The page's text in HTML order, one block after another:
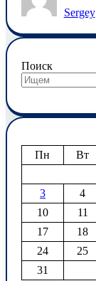
Sergey
Поиск
Пн
Вт
3
4
10
11
17
18
24
25
31